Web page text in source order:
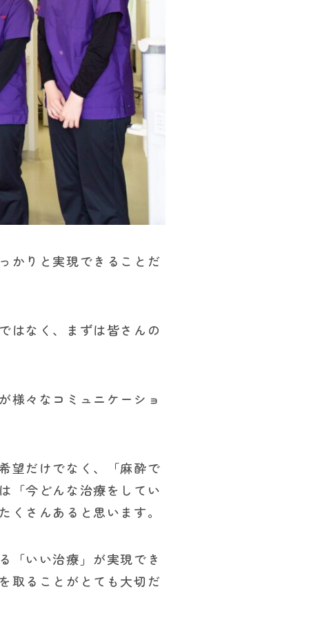
かりと実現できることだ
はなく、まずは皆さんの
様々なコミュニケーショ
望だけでなく、「麻酔で
「今どんな治療をしてい
さんあると思います。
「いい治療」が実現でき
取ることがとても大切だ